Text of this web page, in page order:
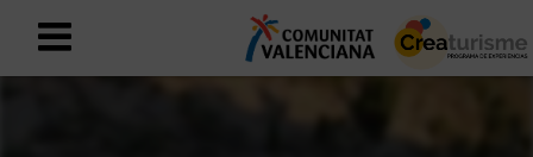
Registrarse como usuario
Registro empresarial